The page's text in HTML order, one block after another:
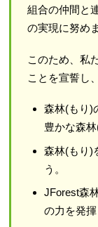
組合の仲間と
の実現に努め
このため、私
ことを宣誓し
森林(もり)
豊かな森
森林(もり)
う。
JForest森
の力を発揮